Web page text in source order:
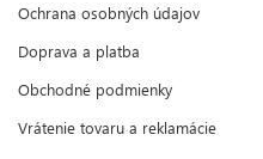
Ochrana osobných údajov
Doprava a platba
Obchodné podmienky
Vrátenie tovaru a reklamácie